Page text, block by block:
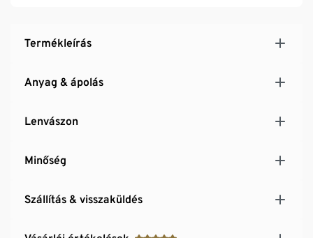
Termékleírás
Anyag & ápolás
Lenvászon
Minőség
Szállítás & visszaküldés